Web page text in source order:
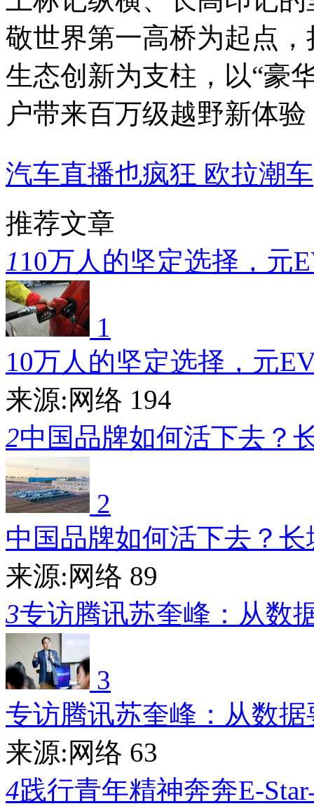
敬世界第一高桥为起点
生态创新为支柱，以“豪
户带来百万级越野新体
汽车直播也疯狂 欧拉潮车
推荐文章
110万人的坚定选择，元
1
10万人的坚定选择，元
来源:网络 194
2中国品牌如何活下去？
2
中国品牌如何活下去？长
来源:网络 89
3专访腾讯苏奎峰：从数
3
专访腾讯苏奎峰：从数据
来源:网络 63
4践行青年精神奔奔E-